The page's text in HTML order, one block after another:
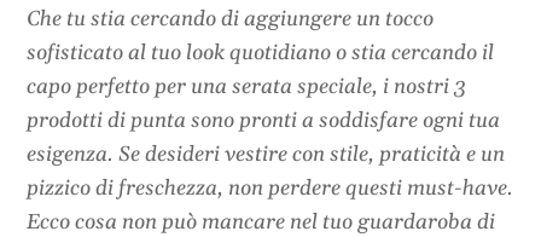
Che tu stia cercando di aggiungere un tocco
sofisticato al tuo look quotidiano o stia cercando il
capo perfetto per una serata speciale, i nostri 3
prodotti di punta sono pronti a soddisfare ogni tua
esigenza. Se desideri vestire con stile, praticità e un
pizzico di freschezza, non perdere questi must-have.
Ecco cosa non può mancare nel tuo guardaroba di